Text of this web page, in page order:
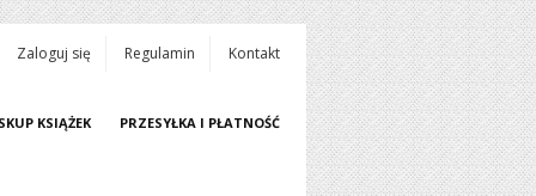
Zaloguj się Regulamin Kontakt
KSIĄŻEK PRZESYŁKA I PŁATNOŚĆ